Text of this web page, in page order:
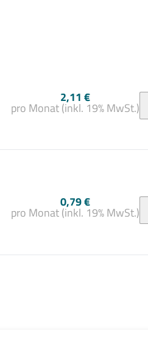
2,11 €
pro Monat (inkl. 19% MwSt.)
0,79 €
pro Monat (inkl. 19% MwSt.)